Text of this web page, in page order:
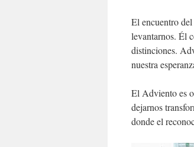
El encuentro
levantarnos. Él
distinciones.
nuestra
El Adviento es
dejarnos
donde el